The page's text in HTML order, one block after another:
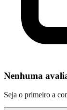
Nenhuma
Seja o primeiro a